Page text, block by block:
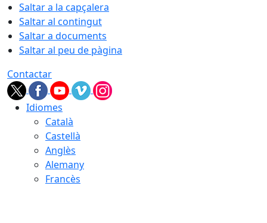
Saltar a la capçalera
Saltar al contingut
Saltar a documents
Saltar al peu de pàgina
Contactar
Idiomes
Català
Castellà
Anglès
Alemany
Francès